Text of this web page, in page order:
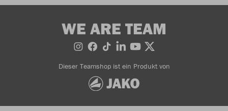
WE ARE TEAM
Dieser Teamshop ist ein Produkt von